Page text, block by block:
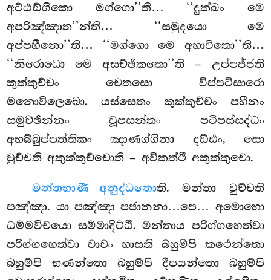
අට්ඨඞ්ගිකො මග්ගො’’ති… ‘‘දුක්ඛං මෙ
අපරිඤ්ඤාත’’න්ති… ‘‘සමුදයො මෙ
අප්පහීනො’’ති… ‘‘මග්ගො මෙ අභාවිතො’’ති…
‘‘නිරොධො මෙ අසච්ඡිකතො’’ති – උප්පජ්ජති
කුක්කුච්චං චෙතසො විප්පටිසාරො
මනොවිලෙඛො. යස්සෙතං කුක්කුච්චං පහීනං
සමුච්ඡින්නං වූපසන්තං පටිපස්සද්ධං
අභබ්බුප්පත්තිකං ඤාණග්ගිනා දඩ්ඪං, සො
වුච්චති අකුක්කුච්චොති – අවිකත්ථී අකුක්කුචො.
මන්තභාණී අනුද්ධතොති. මන්තා වුච්චති
පඤ්ඤා. යා පඤ්ඤා පජානනා…පෙ… අමොහො
ධම්මවිචයො සම්මාදිට්ඨි. මන්තාය පරිග්ගහෙත්වා
පරිග්ගහෙත්වා වාචං භාසති බහුම්පි කථෙන්තො
බහුම්පි භණන්තො බහුම්පි දීපයන්තො බහුම්පි